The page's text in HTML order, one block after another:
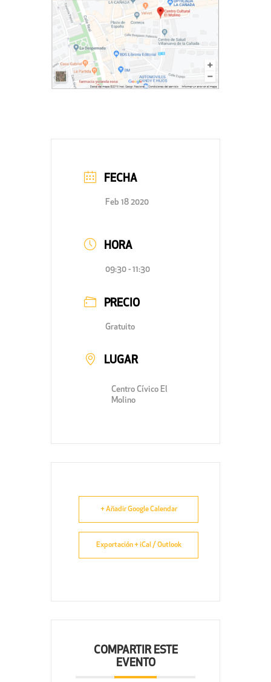
FECHA
Feb 18 2020
HORA
09:30 - 11:30
PRECIO
Gratuito
LUGAR
Centro Cívico El
Molino
+ Añadir Google Calendar
Exportación + iCal / Outlook
COMPARTIR ESTE
EVENTO